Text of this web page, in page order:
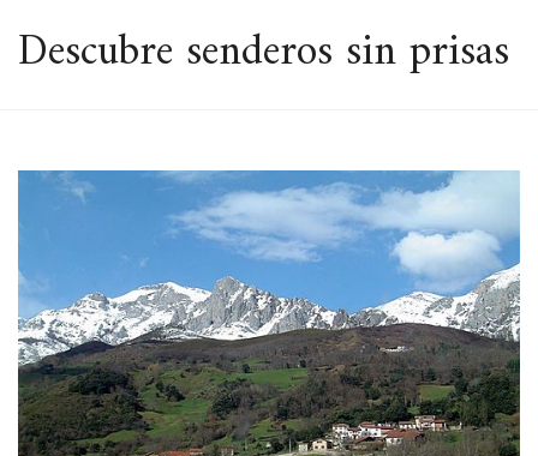
ESPACIO
Descubre senderos sin prisas